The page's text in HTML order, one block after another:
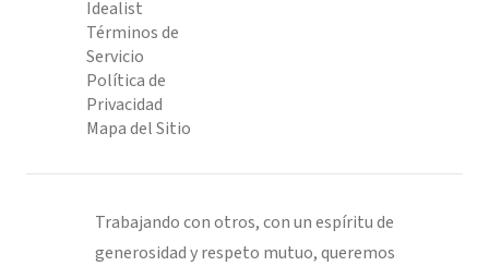
Idealist
Términos de
Servicio
Política de
Privacidad
Mapa del Sitio
Trabajando con otros, con un espíritu de
generosidad y respeto mutuo, queremos